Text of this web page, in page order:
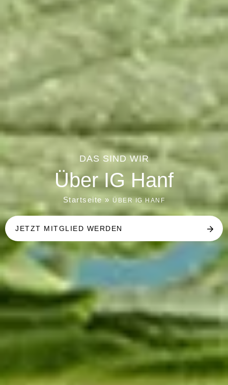
DAS SIND WIR
Über IG Hanf
Startseite » ÜBER IG HANF
JETZT MITGLIED WERDEN